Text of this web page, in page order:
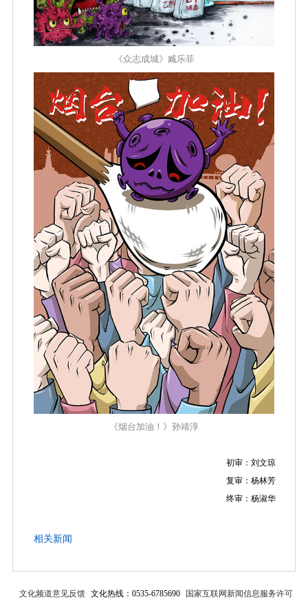
《众志成城》臧乐菲
《烟台加油！》孙靖淳
初审：刘文琼
复审：杨林芳
终审：杨淑华
相关新闻
文化频道意见反馈 文化热线：0535-6785690
国家互联网新闻信息服务许可